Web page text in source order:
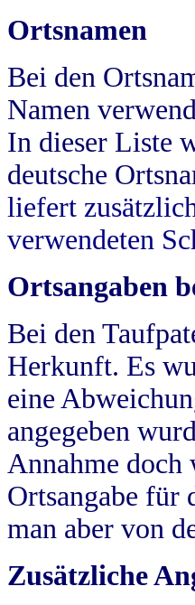
Ortsnamen
Bei den
Namen
In dieser Liste
deutsche
liefert
verwendeten
Ortsangaben
Bei den
Herkunft. Es
eine
angegeben
Annahme
Ortsangabe für
man aber von
Zusätzliche